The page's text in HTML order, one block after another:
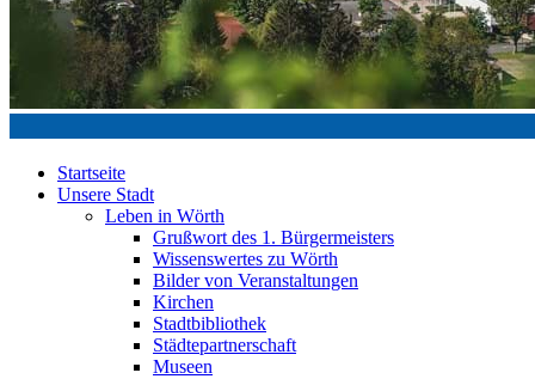
Startseite
Unsere Stadt
Leben in Wörth
Grußwort des 1. Bürgermeisters
Wissenswertes zu Wörth
Bilder von Veranstaltungen
Kirchen
Stadtbibliothek
Städtepartnerschaft
Museen